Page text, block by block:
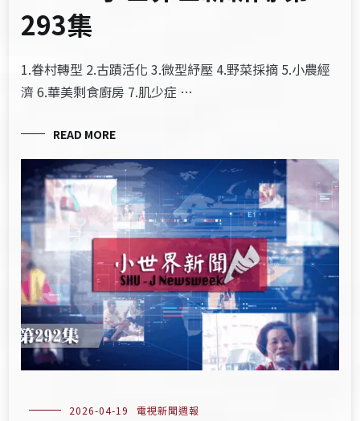
293集
1.眷村轉型 2.古蹟活化 3.微型紓壓 4.野菜採摘 5.小農經
濟 6.華美剩食廚房 7.肌少症 …
READ MORE
2026-04-19 電視新聞週報